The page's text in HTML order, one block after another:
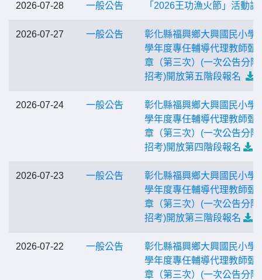
2026-07-28 一般公告 「2026王功漁火節」活動訊
2026-07-27 一般公告
彰化縣福興鄉大興國民小學
學年度專任輔導代理教師甄
章（第三次）(一次公告分階
招考)開放第五階段報名
2026-07-24 一般公告
彰化縣福興鄉大興國民小學
學年度專任輔導代理教師甄
章（第三次）(一次公告分階
招考)開放第四階段報名
2026-07-23 一般公告
彰化縣福興鄉大興國民小學
學年度專任輔導代理教師甄
章（第三次）(一次公告分階
招考)開放第三階段報名
2026-07-22 一般公告
彰化縣福興鄉大興國民小學
學年度專任輔導代理教師甄
章（第三次）(一次公告分階